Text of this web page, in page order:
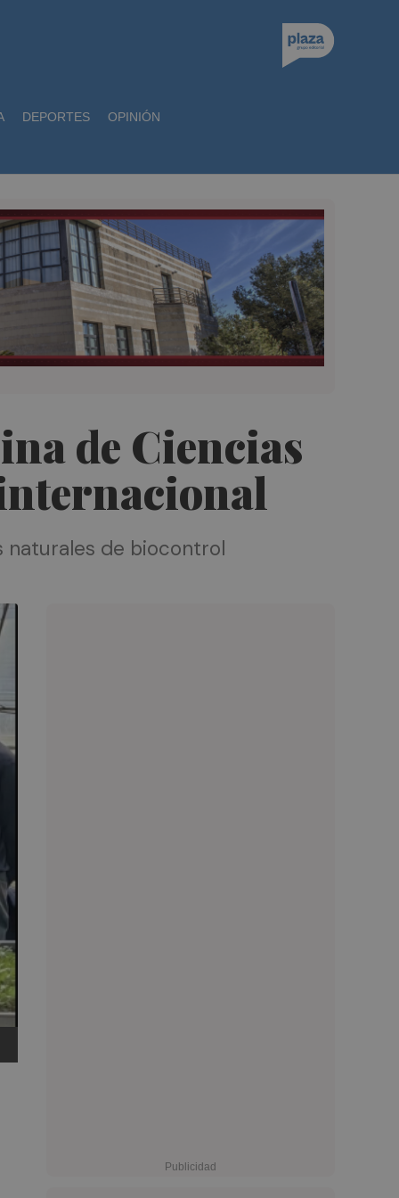
DEPORTES OPINIÓN
de Ciencias
naturales de biocontrol